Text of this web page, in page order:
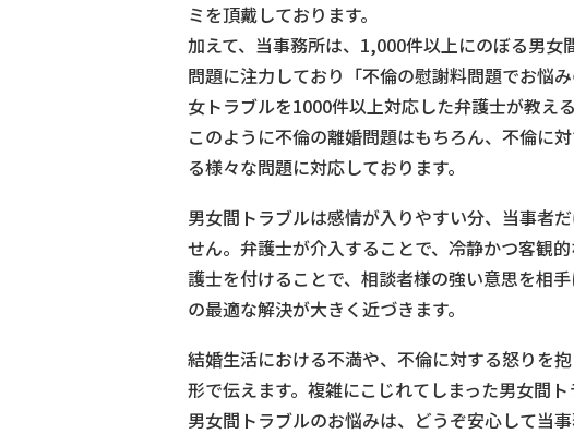
ミを頂戴しております。
加えて、当事務所は、1,000件以上にのぼる男
問題に注力しており「不倫の慰謝料問題でお悩
女トラブルを1000件以上対応した弁護士が教え
このように不倫の離婚問題はもちろん、不倫に
る様々な問題に対応しております。
男女間トラブルは感情が入りやすい分、当事者
せん。弁護士が介入することで、冷静かつ客観
護士を付けることで、相談者様の強い意思を相
の最適な解決が大きく近づきます。
結婚生活における不満や、不倫に対する怒りを
形で伝えます。複雑にこじれてしまった男女間
男女間トラブルのお悩みは、どうぞ安心して当事